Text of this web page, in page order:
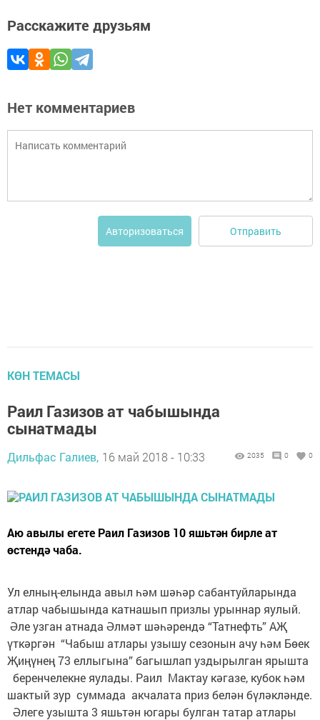
Расскажите друзьям
Нет комментариев
Авторизоваться Отправить
КӨН ТЕМАСЫ
Раил Газизов ат чабышында
сынатмады
Дильфас Галиев, 16 май 2018 - 10:33 2035 0 0
Аю авылы егете Раил Газизов 10 яшьтән бирле ат
өстендә чаба.
Ул елның-елында авыл һәм шәһәр сабантуйларында
атлар чабышында катнашып призлы урыннар яулый.
Әле узган атнада Әлмәт шәһәрендә “Татнефть” АҖ
үткәргән “Чабыш атлары узышу сезонын ачу һәм Бөек
Җиңүнең 73 еллыгына” багышлап уздырылган ярышта
беренчелекне яулады. Раил Мактау кәгазе, кубок һәм
шактый зур суммада акчалата приз белән бүләкләнде.
Әлеге узышта 3 яшьтән югары булган татар атлары